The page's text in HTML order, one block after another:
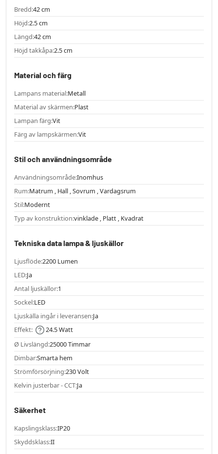
Bredd:42 cm
Höjd:2.5 cm
Längd:42 cm
Höjd takkåpa:2.5 cm
Material och färg
Lampans material:Metall
Material av skärmen:Plast
Lampan färg:Vit
Färg av lampskärmen:Vit
Stil och användningsområde
Användningsområde:Inomhus
Rum:Matrum , Hall , Sovrum , Vardagsrum
Stil:Modernt
Typ av konstruktion:vinklade , Platt , Kvadrat
Tekniska data lampa & ljuskällor
Ljusflöde:2200 Lumen
LED:Ja
Antal ljuskällor:1
Sockel:LED
Ljuskälla ingår i leveransen:Ja
Effekt:
24.5 Watt
Ø Livslängd:25000 Timmar
Dimbar:Smarta hem
Strömförsörjning:230 Volt
Kelvin justerbar - CCT:Ja
Säkerhet
Kapslingsklass:IP20
Skyddsklass:II